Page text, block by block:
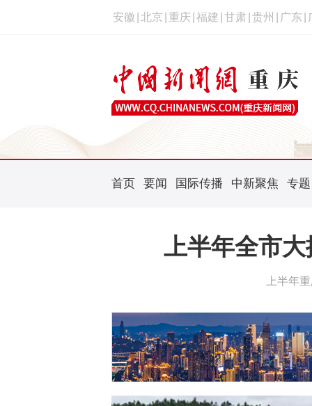
安徽 北京 重庆 福建 甘肃 贵州 广东
首页 要闻 国际传播 中新聚焦 专题
上半年全市
上半年